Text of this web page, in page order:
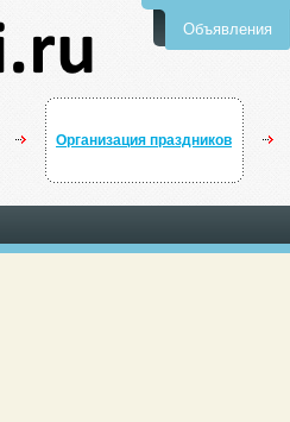
Объявления
Организация праздников